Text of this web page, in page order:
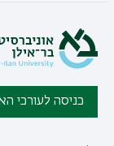
כניסה לעורכי